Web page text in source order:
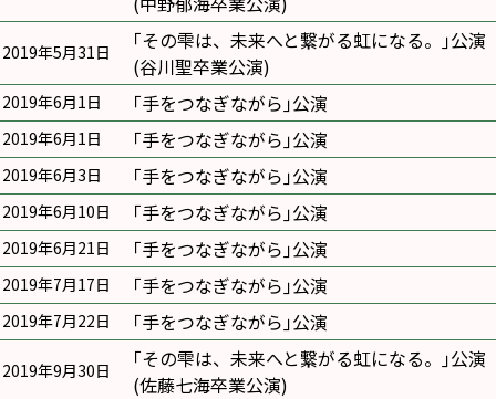
2019年5月31日
｢その雫は、未来へと繋がる虹になる。｣公演
(谷川聖卒業公演)
2019年6月1日 ｢手をつなぎながら｣公演
2019年6月1日 ｢手をつなぎながら｣公演
2019年6月3日 ｢手をつなぎながら｣公演
2019年6月10日 ｢手をつなぎながら｣公演
2019年6月21日 ｢手をつなぎながら｣公演
2019年7月17日 ｢手をつなぎながら｣公演
2019年7月22日 ｢手をつなぎながら｣公演
2019年9月30日
｢その雫は、未来へと繋がる虹になる。｣公演
(佐藤七海卒業公演)